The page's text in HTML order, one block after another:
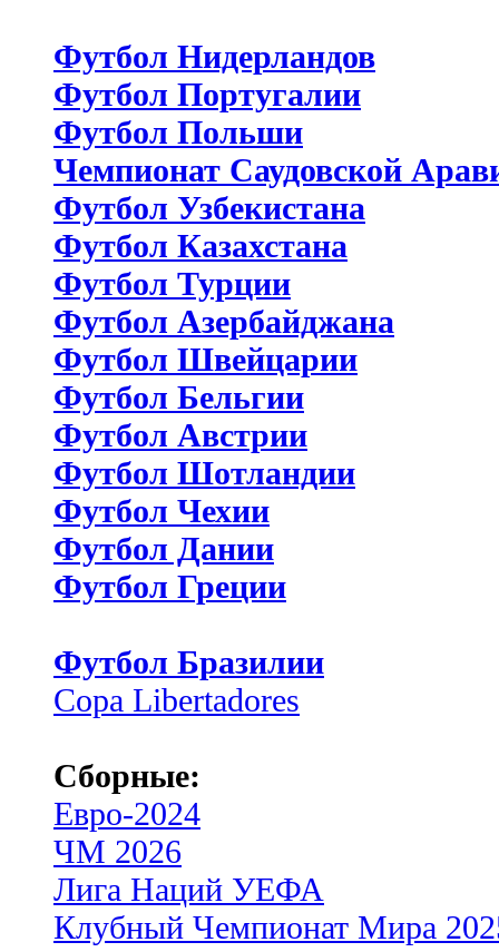
Футбол Нидерландов
Футбол Португалии
Футбол Польши
Чемпионат Саудовской
Футбол Узбекистана
Футбол Казахстана
Футбол Турции
Футбол Азербайджана
Футбол Швейцарии
Футбол Бельгии
Футбол Австрии
Футбол Шотландии
Футбол Чехии
Футбол Дании
Футбол Греции
Футбол Бразилии
Copa Libertadores
Сборные:
Евро-2024
ЧМ 2026
Лига Наций УЕФА
Клубный Чемпионат Мира